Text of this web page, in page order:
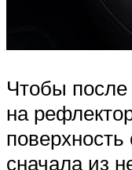
Чтобы после
на
сначала из